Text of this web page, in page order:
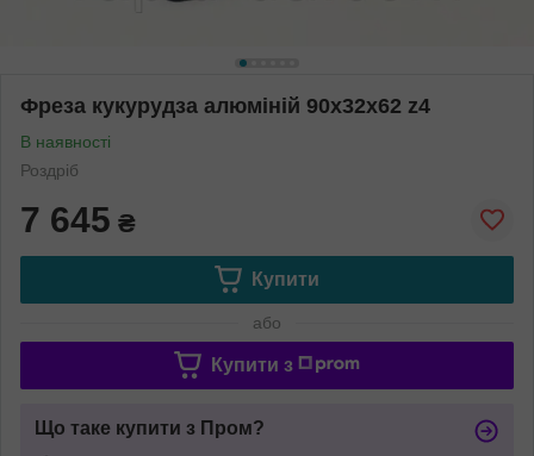
Фреза кукурудза алюміній 90х32х62 z4
В наявності
Роздріб
7 645 ₴
Купити
або
Купити з
Що таке купити з Пром?